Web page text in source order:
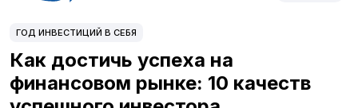
ГОД ИНВЕСТИЦИЙ В СЕБЯ
Как достичь успеха на
финансовом рынке: 10 качеств